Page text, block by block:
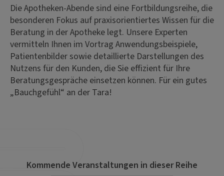
Die Apotheken-Abende sind eine Fortbildungsreihe, die
besonderen Fokus auf praxisorientiertes Wissen für die
Beratung in der Apotheke legt. Unsere Experten
vermitteln Ihnen im Vortrag Anwendungsbeispiele,
Patientenbilder sowie detaillierte Darstellungen des
Nutzens für den Kunden, die Sie effizient für Ihre
Beratungsgespräche einsetzen können. Für ein gutes
„Bauchgefühl“ an der Tara!
Kommende Veranstaltungen in dieser Reihe